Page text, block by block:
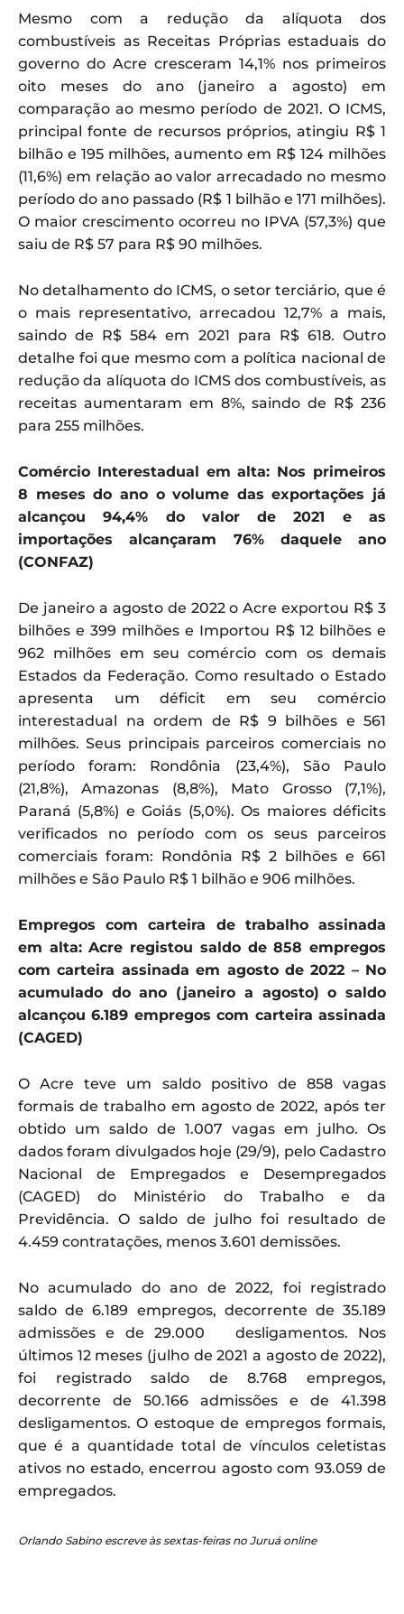
Mesmo com a redução da alíquota dos
combustíveis as Receitas Próprias estaduais do
governo do Acre cresceram 14,1% nos primeiros
oito meses do ano (janeiro a agosto) em
comparação ao mesmo período de 2021. O ICMS,
principal fonte de recursos próprios, atingiu R$ 1
bilhão e 195 milhões, aumento em R$ 124 milhões
(11,6%) em relação ao valor arrecadado no mesmo
período do ano passado (R$ 1 bilhão e 171 milhões).
O maior crescimento ocorreu no IPVA (57,3%) que
saiu de R$ 57 para R$ 90 milhões.
No detalhamento do ICMS, o setor terciário, que é
o mais representativo, arrecadou 12,7% a mais,
saindo de R$ 584 em 2021 para R$ 618. Outro
detalhe foi que mesmo com a política nacional de
redução da alíquota do ICMS dos combustíveis, as
receitas aumentaram em 8%, saindo de R$ 236
para 255 milhões.
Comércio Interestadual em alta: Nos primeiros
8 meses do ano o volume das exportações já
alcançou 94,4% do valor de 2021 e as
importações alcançaram 76% daquele ano
(CONFAZ)
De janeiro a agosto de 2022 o Acre exportou R$ 3
bilhões e 399 milhões e Importou R$ 12 bilhões e
962 milhões em seu comércio com os demais
Estados da Federação. Como resultado o Estado
apresenta um déficit em seu comércio
interestadual na ordem de R$ 9 bilhões e 561
milhões. Seus principais parceiros comerciais no
período foram: Rondônia (23,4%), São Paulo
(21,8%), Amazonas (8,8%), Mato Grosso (7,1%),
Paraná (5,8%) e Goiás (5,0%). Os maiores déficits
verificados no período com os seus parceiros
comerciais foram: Rondônia R$ 2 bilhões e 661
milhões e São Paulo R$ 1 bilhão e 906 milhões.
Empregos com carteira de trabalho assinada
em alta: Acre registou saldo de 858 empregos
com carteira assinada em agosto de 2022 – No
acumulado do ano (janeiro a agosto) o saldo
alcançou 6.189 empregos com carteira assinada
(CAGED)
O Acre teve um saldo positivo de 858 vagas
formais de trabalho em agosto de 2022, após ter
obtido um saldo de 1.007 vagas em julho. Os
dados foram divulgados hoje (29/9), pelo Cadastro
Nacional de Empregados e Desempregados
(CAGED) do Ministério do Trabalho e da
Previdência. O saldo de julho foi resultado de
4.459 contratações, menos 3.601 demissões.
No acumulado do ano de 2022, foi registrado
saldo de 6.189 empregos, decorrente de 35.189
admissões e de 29.000 desligamentos. Nos
últimos 12 meses (julho de 2021 a agosto de 2022),
foi registrado saldo de 8.768 empregos,
decorrente de 50.166 admissões e de 41.398
desligamentos. O estoque de empregos formais,
que é a quantidade total de vínculos celetistas
ativos no estado, encerrou agosto com 93.059 de
empregados.
Orlando Sabino escreve às sextas-feiras no Juruá online